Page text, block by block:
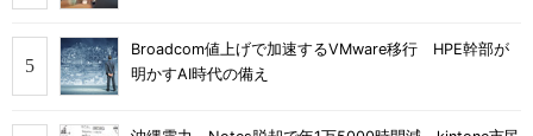
Broadcom値上げで加速するVMware移行 HPE幹部が
明かすAI時代の備え